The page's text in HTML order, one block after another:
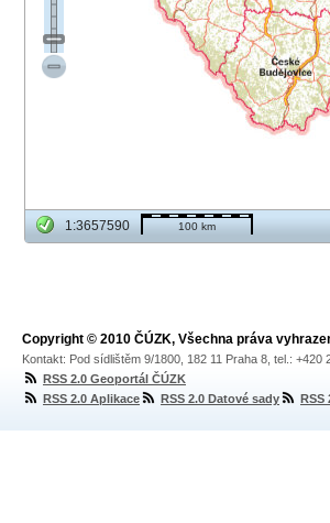
1:3657590 100 km
Copyright © 2010 ČÚZK, Všechna práva
Kontakt: Pod sídlištěm 9/1800, 182 11 Praha 8, tel.:
RSS 2.0 Geoportál ČÚZK
RSS 2.0 Aplikace
RSS 2.0 Datové sady RSS